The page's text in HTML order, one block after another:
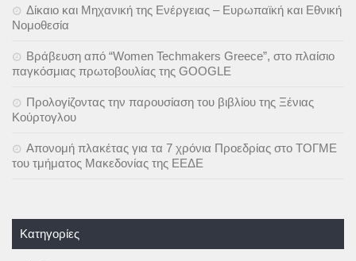
Δίκαιο και Μηχανική της Ενέργειας – Ευρωπαϊκή και Εθνική
Νομοθεσία
Βράβευση από “Women Techmakers Greece”, στο πλαίσιο
παγκόσμιας πρωτοβουλίας της GOOGLE
Προλογίζοντας την παρουσίαση του βιβλίου της Ξένιας
Κούρτογλου
Απονομή πλακέτας για τα 7 χρόνια Προεδρίας στο ΤΟΓΜΕ
του τμήματος Μακεδονίας της ΕΕΔΕ
Kατηγορίες